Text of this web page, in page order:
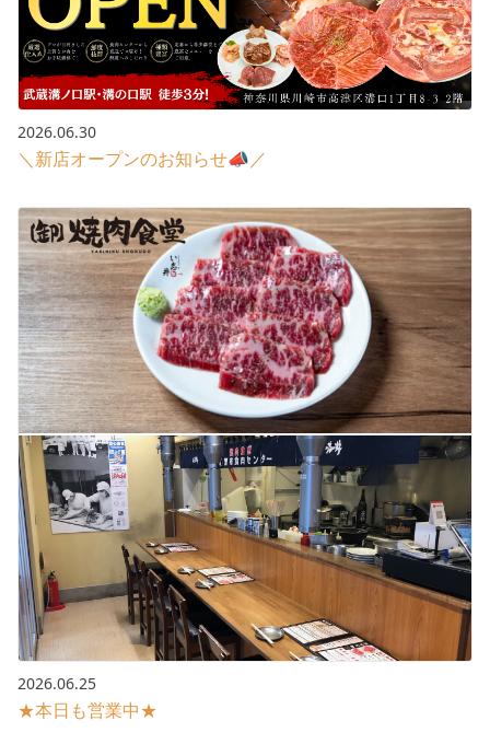
2026.06.30
＼新店オープンのお知らせ📣／
2026.06.25
★本日も営業中★